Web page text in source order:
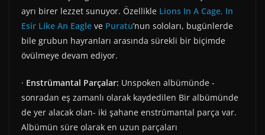
ayrı birer lezzet sunuyor. Özellikle Lions In A Cage, In
Esir Like An Eagle ve Puratu’nun soloları, bugünlerde
bile grubun hayranları arasında sürekli bir biçimde
övülmeye devam ediyor.
· Enstrümantal Parçalar: Unspoken albümünde -
sonradan eş zamanlı olarak kaydedilen Bir albümünde
de yer alacak olan- iki şahane enstrümantal parça var.
Albümün süre olarak en uzun parçaları